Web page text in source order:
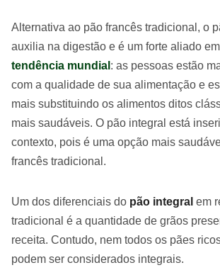
Alternativa ao pão francês tradicional, o
auxilia na digestão e é um forte aliado
tendência mundial : as pessoas estão
com a qualidade de sua alimentação e
mais substituindo os alimentos ditos
mais saudáveis. O pão integral está
contexto, pois é uma opção mais
francês tradicional.
Um dos diferenciais do pão integral em
tradicional é a quantidade de grãos
receita. Contudo, nem todos os pães
podem ser considerados integrais.